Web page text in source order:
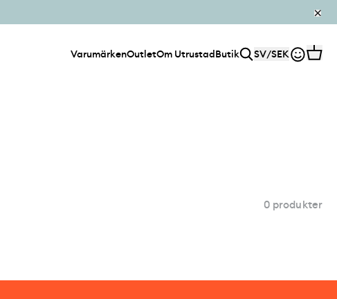
VarumärkenOutletOm UtrustadButik SV/SEK
0 produkter